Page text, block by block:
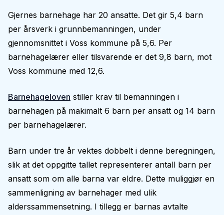
Gjernes barnehage har 20 ansatte. Det gir 5,4 barn
per årsverk i grunnbemanningen, under
gjennomsnittet i Voss kommune på 5,6. Per
barnehagelærer eller tilsvarende er det 9,8 barn, mot
Voss kommune med 12,6.
Barnehageloven stiller krav til bemanningen i
barnehagen på makimalt 6 barn per ansatt og 14 barn
per barnehagelærer.
Barn under tre år vektes dobbelt i denne beregningen,
slik at det oppgitte tallet representerer antall barn per
ansatt som om alle barna var eldre. Dette muliggjør en
sammenligning av barnehager med ulik
alderssammensetning. I tillegg er barnas avtalte